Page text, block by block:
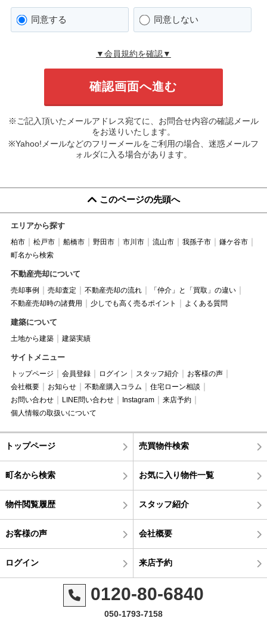
同意する 同意しない
▼会員規約を確認▼
※ご記入頂いたメールアドレス宛てに、お問合せ内容の確認メール
をお送りいたします。
※Yahoo!メールなどのフリーメールをご利用の場合、迷惑メールフ
ォルダに入る場合があります。
このページの先頭へ
エリアから探す
柏市 松戸市 船橋市 野田市 市川市 流山市 我孫子市
鎌ケ谷市
町名から検索
不動産売却について
売却事例 売却査定 不動産売却の流れ
「仲介」と「買取」の違い
不動産売却時の諸費用
少しでも高く売るポイント よくある質問
建築について
土地から建築 建築実績
サイトメニュー
トップページ 会員登録 ログイン スタッフ紹介
お客様の声
会社概要
お知らせ 不動産購入コラム
住宅ローン相談
お問い合わせ
LINE問い合わせ Instagram
来店予約
個人情報の取扱いについて
トップページ 売買物件検索
町名から検索 お気に入り物件一覧
物件閲覧履歴 スタッフ紹介
お客様の声 会社概要
ログイン 来店予約
0120-80-6840
050-1793-7158